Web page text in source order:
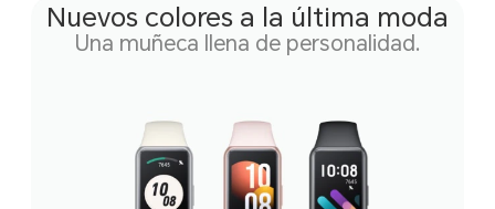
Nuevos colores a la última moda
Una muñeca llena de personalidad.